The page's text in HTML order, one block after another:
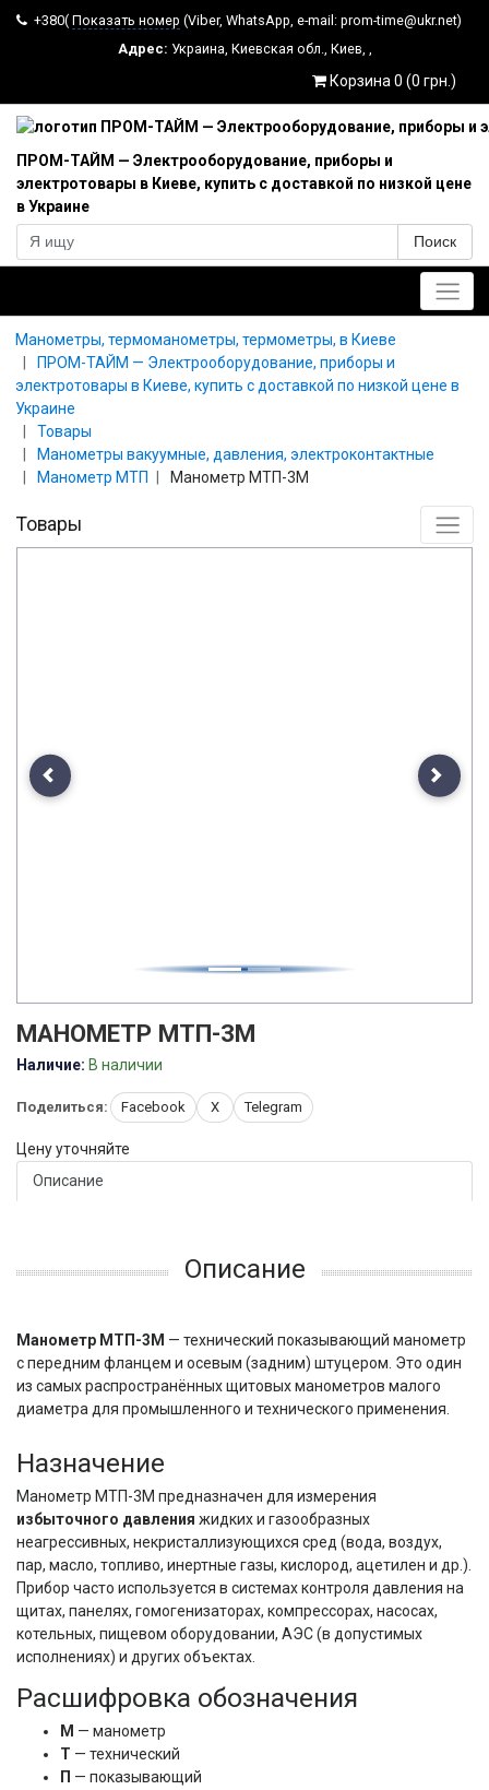
+380( Показать номер (Viber, WhatsApp, e-mail: prom-time@ukr.net)
Адрес: Украина, Киевская обл., Киев, ,
Корзина 0 (0 грн.)
ПРОМ-ТАЙМ — Электрооборудование, приборы и
электротовары в Киеве, купить с доставкой по низкой цене
в Украине
Поиск
Манометры, термоманометры, термометры, в Киеве
ПРОМ-ТАЙМ — Электрооборудование, приборы и
электротовары в Киеве, купить с доставкой по низкой цене в
Украине
Товары
Манометры вакуумные, давления, электроконтактные
Манометр МТП
Манометр МТП-3М
Товары
Previous Next
МАНОМЕТР МТП-3М
Наличие: В наличии
Поделиться: Facebook X Telegram
Цену уточняйте
Описание
Описание
Манометр МТП-3М — технический показывающий манометр
с передним фланцем и осевым (задним) штуцером. Это один
из самых распространённых щитовых манометров малого
диаметра для промышленного и технического применения.
Назначение
избыточного давления жидких и газообразных
неагрессивных, некристаллизующихся сред (вода, воздух,
пар, масло, топливо, инертные газы, кислород, ацетилен и др.).
Прибор часто используется в системах контроля давления на
щитах, панелях, гомогенизаторах, компрессорах, насосах,
котельных, пищевом оборудовании, АЭС (в допустимых
исполнениях) и других объектах.
Расшифровка обозначения
М — манометр
Т — технический
П — показывающий